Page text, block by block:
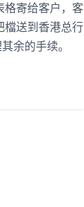
寄给客户，客
檔送到香港总行
余的手续。